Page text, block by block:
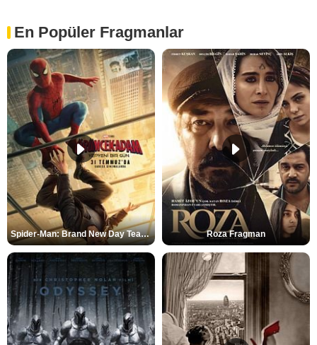
En Popüler Fragmanlar
Spider-Man: Brand New Day Teaser Roza Fragman